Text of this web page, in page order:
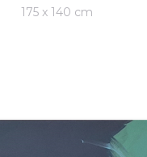
175 x 140 cm